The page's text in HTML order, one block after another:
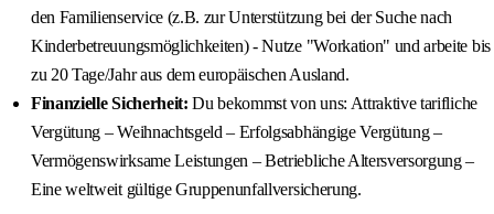
den Familienservice (z.B. zur Unterstützung bei der Suche nach
Kinderbetreuungsmöglichkeiten) - Nutze "Workation" und arbeite bis
zu 20 Tage/Jahr aus dem europäischen Ausland.
Finanzielle Sicherheit: Du bekommst von uns: Attraktive tarifliche
Vergütung – Weihnachtsgeld – Erfolgsabhängige Vergütung –
Vermögenswirksame Leistungen – Betriebliche Altersversorgung –
Eine weltweit gültige Gruppenunfallversicherung.